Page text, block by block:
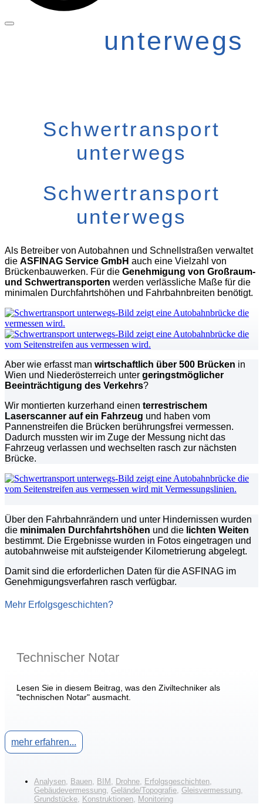
unterwegs
Schwertransport
unterwegs
Schwertransport
unterwegs
Als Betreiber von Autobahnen und Schnellstraßen verwaltet
die ASFINAG Service GmbH auch eine Vielzahl von
Brückenbauwerken. Für die Genehmigung von Großraum-
und Schwertransporten werden verlässliche Maße für die
minimalen Durchfahrtshöhen und Fahrbahnbreiten benötigt.
Aber wie erfasst man wirtschaftlich über 500 Brücken in
Wien und Niederösterreich unter geringstmöglicher
Beeinträchtigung des Verkehrs?
Wir montierten kurzerhand einen terrestrischem
Laserscanner auf ein Fahrzeug und haben vom
Pannenstreifen die Brücken berührungsfrei vermessen.
Dadurch mussten wir im Zuge der Messung nicht das
Fahrzeug verlassen und wechselten rasch zur nächsten
Brücke.
Über den Fahrbahnrändern und unter Hindernissen wurden
die minimalen Durchfahrtshöhen und die lichten Weiten
bestimmt. Die Ergebnisse wurden in Fotos eingetragen und
autobahnweise mit aufsteigender Kilometrierung abgelegt.
Damit sind die erforderlichen Daten für die ASFINAG im
Genehmigungsverfahren rasch verfügbar.
Mehr Erfolgsgeschichten?
Technischer Notar
Lesen Sie in diesem Beitrag, was den Ziviltechniker als
"technischen Notar" ausmacht.
mehr erfahren...
Analysen Bauen BIM Drohne Erfolgsgeschichten
Gebäudevermessung Gelände/Topografie Gleisvermessung
Grundstücke Konstruktionen Monitoring